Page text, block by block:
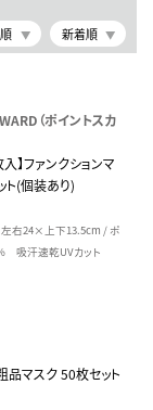
新着順
（ポイントスカ
入】ファンクションマ
(個装あり)
左右24×上下13.5cm / ポ
吸汗速乾UVカット
品マスク 50枚セット